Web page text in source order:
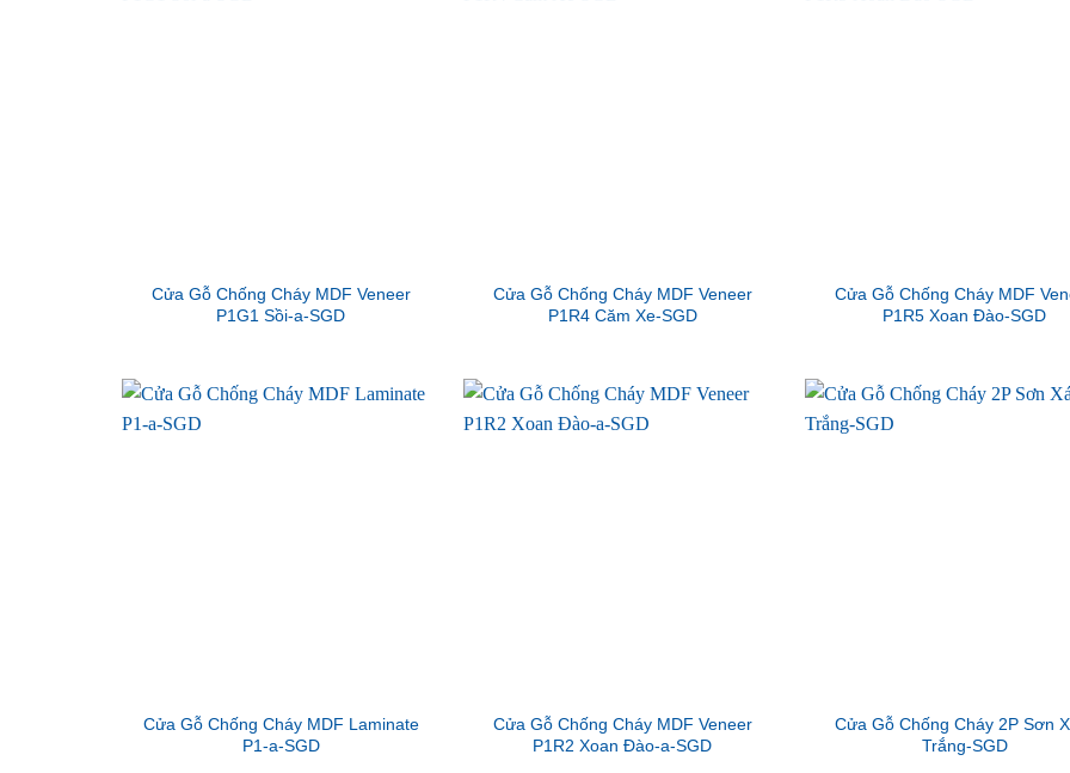
Cửa Gỗ Chống Cháy MDF Veneer
P1G1 Sồi-a-SGD
Cửa Gỗ Chống Cháy MDF Veneer
P1R4 Căm Xe-SGD
Cửa Gỗ Chống Cháy MDF
P1R5 Xoan Đào-SGD
Cửa Gỗ Chống Cháy MDF Laminate
P1-a-SGD
Cửa Gỗ Chống Cháy MDF Veneer
P1R2 Xoan Đào-a-SGD
Cửa Gỗ Chống Cháy 2P Sơn
Trắng-SGD